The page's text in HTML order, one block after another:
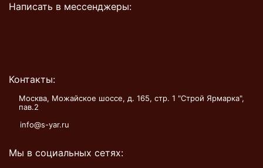
Написать в мессенджеры:
Контакты:
Москва, Можайское шоссе, д. 165, стр. 1 "Строй Ярмарка",
пав.2
info@s-yar.ru
Мы в социальных сетях: